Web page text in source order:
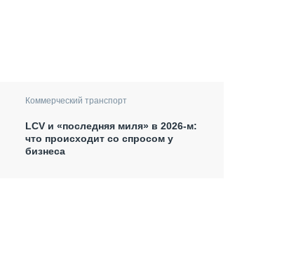
Коммерческий транспорт
LCV и «последняя миля» в 2026-м:
что происходит со спросом у
бизнеса